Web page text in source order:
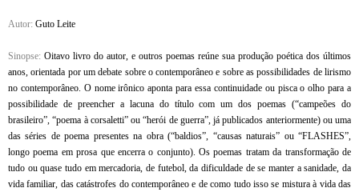
Autor: Guto Leite
Sinopse: Oitavo livro do autor, e outros poemas reúne sua produção poética dos últimos
anos, orientada por um debate sobre o contemporâneo e sobre as possibilidades de lirismo
no contemporâneo. O nome irônico aponta para essa continuidade ou pisca o olho para a
possibilidade de preencher a lacuna do título com um dos poemas (“campeões do
brasileiro”, “poema à corsaletti” ou “herói de guerra”, já publicados anteriormente) ou uma
das séries de poema presentes na obra (“baldios”, “causas naturais” ou “FLASHES”,
longo poema em prosa que encerra o conjunto). Os poemas tratam da transformação de
tudo ou quase tudo em mercadoria, de futebol, da dificuldade de se manter a sanidade, da
vida familiar, das catástrofes do contemporâneo e de como tudo isso se mistura à vida das